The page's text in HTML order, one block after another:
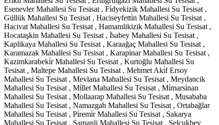
Esenevler Mahallesi Su Tesisat , Fi̇dyekizik Mahallesi Su Tesisat ,
Güllük Mahallesi Su Tesisat , Haciseyfetti̇n Mahallesi Su Tesisat ,
Hacivat Mahallesi Su Tesisat , Hamamlikizik Mahallesi Su Tesisat ,
Hocataşkin Mahallesi Su Tesisat , İ̇sabey Mahallesi Su Tesisat ,
Kaplikaya Mahallesi Su Tesisat , Karaağaç Mahallesi Su Tesisat ,
Karamazak Mahallesi Su Tesisat , Karapinar Mahallesi Su Tesisat ,
Kazimkarabeki̇r Mahallesi Su Tesisat , Kurtoğlu Mahallesi Su
Tesisat , Maltepe Mahallesi Su Tesisat , Mehmet Aki̇f Ersoy
Mahallesi Su Tesisat , Mevlana Mahallesi Su Tesisat , Meydancik
Mahallesi Su Tesisat , Mi̇llet Mahallesi Su Tesisat , Mi̇marsi̇nan
Mahallesi Su Tesisat , Mollaarap Mahallesi Su Tesisat , Musababa
Mahallesi Su Tesisat , Namazgah Mahallesi Su Tesisat , Ortabağlar
Mahallesi Su Tesisat , Pi̇remi̇r Mahallesi Su Tesisat , Sakarya
Mahallesi Su Tesisat , Samanli Mahallesi Su Tesisat , Selçukbey